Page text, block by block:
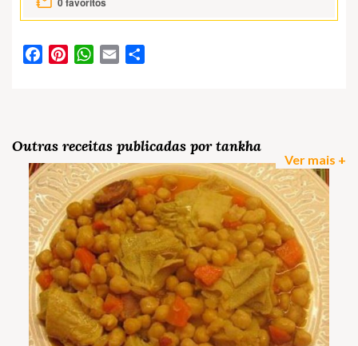
FacebookPinterestWhatsApp
Email
Outras receitas publicadas por tankha
Ver mais +